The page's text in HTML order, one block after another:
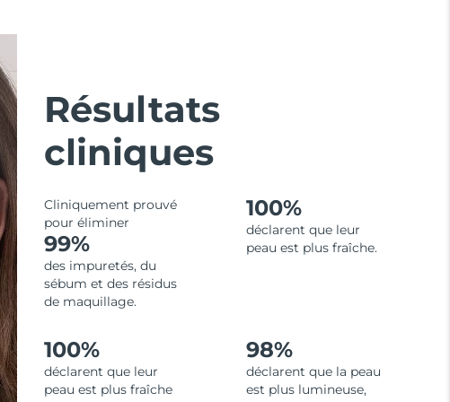
Résultats
cliniques
Cliniquement prouvé
pour éliminer
99%
des impuretés, du
sébum et des résidus
de maquillage.
100%
déclarent que leur
peau est plus fraîche.
100%
déclarent que leur
peau est plus fraîche
98%
déclarent que la peau
est plus lumineuse,